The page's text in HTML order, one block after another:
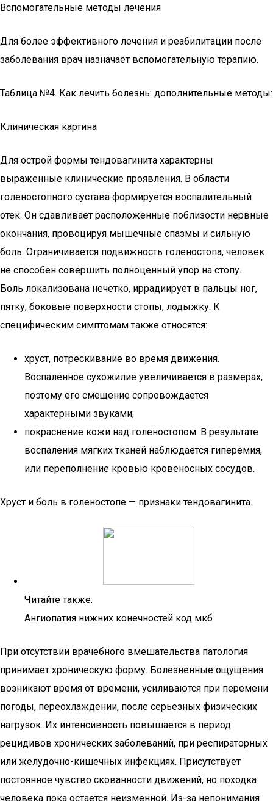
Вспомогательные методы лечения
Для более эффективного лечения и реабилитации после
заболевания врач назначает вспомогательную терапию.
Таблица №4. Как лечить болезнь: дополнительные методы:
Клиническая картина
Для острой формы тендовагинита характерны
выраженные клинические проявления. В области
голеностопного сустава формируется воспалительный
отек. Он сдавливает расположенные поблизости нервные
окончания, провоцируя мышечные спазмы и сильную
боль. Ограничивается подвижность голеностопа, человек
не способен совершить полноценный упор на стопу.
Боль локализована нечетко, иррадиирует в пальцы ног,
пятку, боковые поверхности стопы, лодыжку. К
специфическим симптомам также относятся:
хруст, потрескивание во время движения.
Воспаленное сухожилие увеличивается в размерах,
поэтому его смещение сопровождается
характерными звуками;
покраснение кожи над голеностопом. В результате
воспаления мягких тканей наблюдается гиперемия,
или переполнение кровью кровеносных сосудов.
Хруст и боль в голеностопе — признаки тендовагинита.
Читайте также:
Ангиопатия нижних конечностей код мкб
При отсутствии врачебного вмешательства патология
принимает хроническую форму. Болезненные ощущения
возникают время от времени, усиливаются при перемени
погоды, переохлаждении, после серьезных физических
нагрузок. Их интенсивность повышается в период
рецидивов хронических заболеваний, при респираторных
или желудочно-кишечных инфекциях. Присутствует
постоянное чувство скованности движений, но походка
человека пока остается неизменной. Из-за непонимания